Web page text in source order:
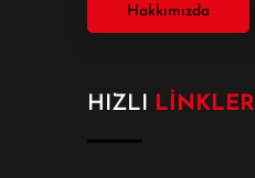
Hakkımızda
HIZLI LINKLER